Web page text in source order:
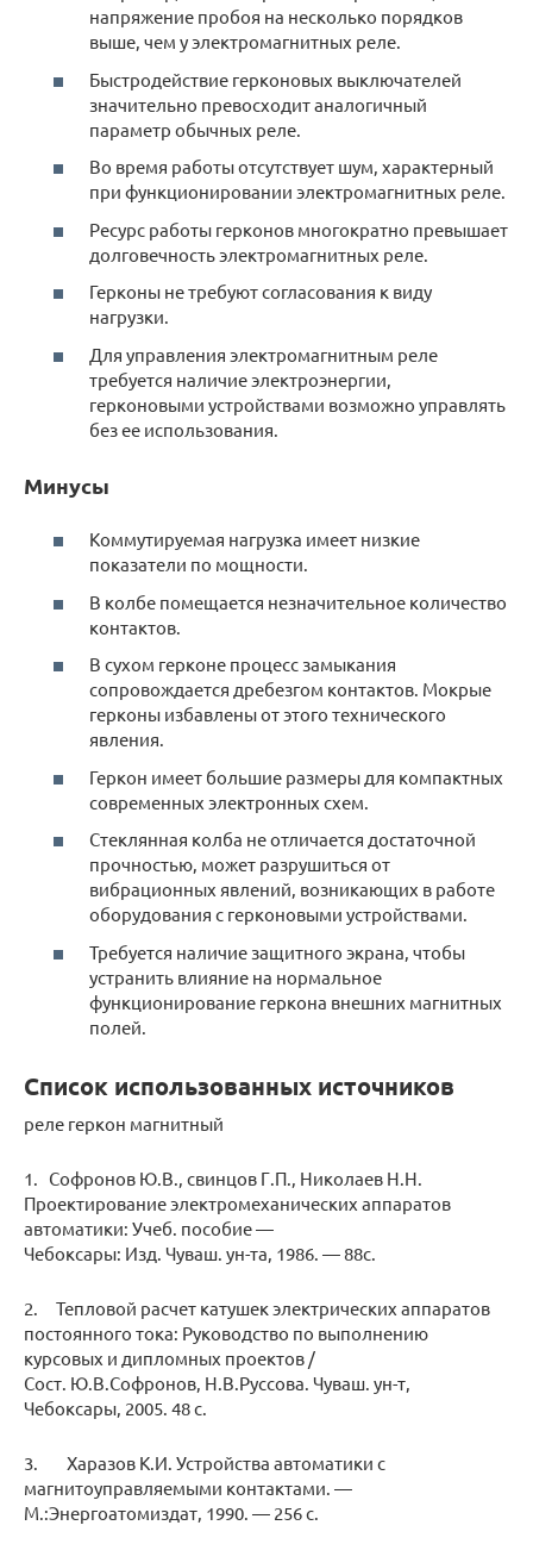
напряжение пробоя на несколько порядков
выше, чем у электромагнитных реле.
Быстродействие герконовых выключателей
значительно превосходит аналогичный
параметр обычных реле.
Во время работы отсутствует шум, характерный
при функционировании электромагнитных реле.
Ресурс работы герконов многократно превышает
долговечность электромагнитных реле.
Герконы не требуют согласования к виду
нагрузки.
Для управления электромагнитным реле
требуется наличие электроэнергии,
герконовыми устройствами возможно управлять
без ее использования.
Минусы
Коммутируемая нагрузка имеет низкие
показатели по мощности.
В колбе помещается незначительное количество
контактов.
В сухом герконе процесс замыкания
сопровождается дребезгом контактов. Мокрые
герконы избавлены от этого технического
явления.
Геркон имеет большие размеры для компактных
современных электронных схем.
Стеклянная колба не отличается достаточной
прочностью, может разрушиться от
вибрационных явлений, возникающих в работе
оборудования с герконовыми устройствами.
Требуется наличие защитного экрана, чтобы
устранить влияние на нормальное
функционирование геркона внешних магнитных
полей.
Список использованных источников
реле геркон магнитный
1. Софронов Ю.В., свинцов Г.П., Николаев Н.Н.
Проектирование электромеханических аппаратов
автоматики: Учеб. пособие —
Чебоксары: Изд. Чуваш. ун-та, 1986. — 88с.
2. Тепловой расчет катушек электрических аппаратов
постоянного тока: Руководство по выполнению
курсовых и дипломных проектов /
Сост. Ю.В.Софронов, Н.В.Руссова. Чуваш. ун-т,
Чебоксары, 2005. 48 с.
3. Харазов К.И. Устройства автоматики с
магнитоуправляемыми контактами. —
М.:Энергоатомиздат, 1990. — 256 с.